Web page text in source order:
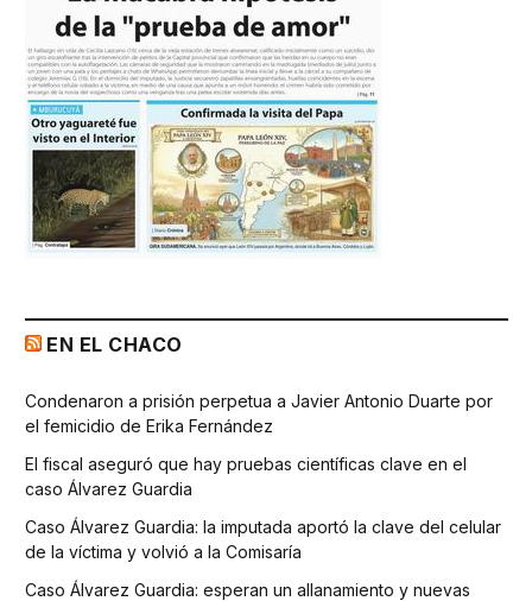
EN EL CHACO
Condenaron a prisión perpetua a Javier Antonio Duarte por
el femicidio de Erika Fernández
El fiscal aseguró que hay pruebas científicas clave en el
caso Álvarez Guardia
Caso Álvarez Guardia: la imputada aportó la clave del celular
de la víctima y volvió a la Comisaría
Caso Álvarez Guardia: esperan un allanamiento y nuevas